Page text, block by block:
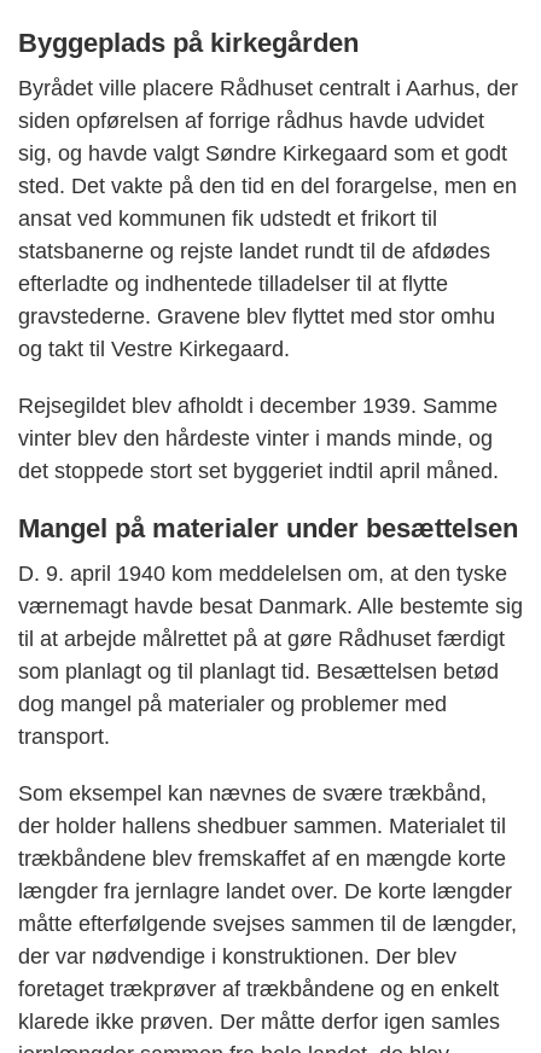
Byggeplads på kirkegården
Byrådet ville placere Rådhuset centralt i Aarhus, der
siden opførelsen af forrige rådhus havde udvidet
sig, og havde valgt Søndre Kirkegaard som et godt
sted. Det vakte på den tid en del forargelse, men en
ansat ved kommunen fik udstedt et frikort til
statsbanerne og rejste landet rundt til de afdødes
efterladte og indhentede tilladelser til at flytte
gravstederne. Gravene blev flyttet med stor omhu
og takt til Vestre Kirkegaard.
Rejsegildet blev afholdt i december 1939. Samme
vinter blev den hårdeste vinter i mands minde, og
det stoppede stort set byggeriet indtil april måned.
Mangel på materialer under besættelsen
D. 9. april 1940 kom meddelelsen om, at den tyske
værnemagt havde besat Danmark. Alle bestemte sig
til at arbejde målrettet på at gøre Rådhuset færdigt
som planlagt og til planlagt tid. Besættelsen betød
dog mangel på materialer og problemer med
transport.
Som eksempel kan nævnes de svære trækbånd,
der holder hallens shedbuer sammen. Materialet til
trækbåndene blev fremskaffet af en mængde korte
længder fra jernlagre landet over. De korte længder
måtte efterfølgende svejses sammen til de længder,
der var nødvendige i konstruktionen. Der blev
foretaget trækprøver af trækbåndene og en enkelt
klarede ikke prøven. Der måtte derfor igen samles